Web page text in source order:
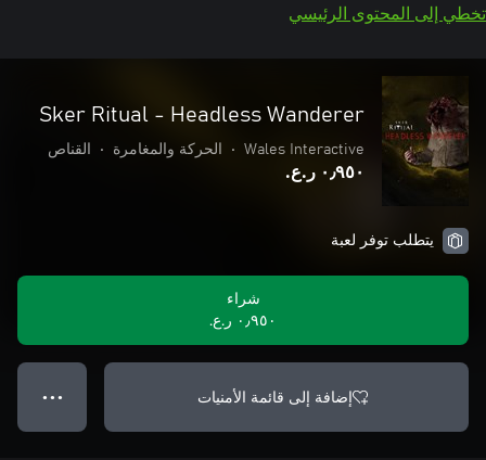
تخطي إلى المحتوى الرئيسي
Sker Ritual - Headless Wanderer
Wales Interactive
• الحركة والمغامرة • القناص
٠٫٩٥٠ ر.ع.‏
يتطلب توفر لعبة
شراء
٠٫٩٥٠ ر.ع.‏
إضافة إلى قائمة الأمنيات ● ● ●